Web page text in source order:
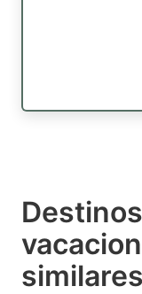
similares